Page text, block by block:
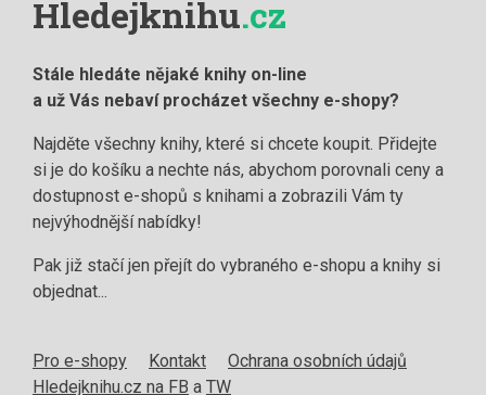
Hledejknihu.cz
Stále hledáte nějaké knihy on-line
a už Vás nebaví procházet všechny e-shopy?
Najděte všechny knihy, které si chcete koupit. Přidejte
si je do košíku a nechte nás, abychom porovnali ceny a
dostupnost e-shopů s knihami a zobrazili Vám ty
nejvýhodnější nabídky!
Pak již stačí jen přejít do vybraného e-shopu a knihy si
objednat...
Pro e-shopy Kontakt
Ochrana osobních údajů
Hledejknihu.cz na FB a TW